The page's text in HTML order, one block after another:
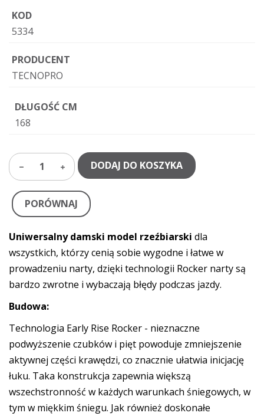
KOD
5334
PRODUCENT
TECNOPRO
DŁUGOŚĆ CM
168
1 DODAJ DO KOSZYKA
PORÓWNAJ
Uniwersalny damski model rzeźbiarski dla
wszystkich, którzy cenią sobie wygodne i łatwe w
prowadzeniu narty, dzięki technologii Rocker narty są
bardzo zwrotne i wybaczają błędy podczas jazdy.
Budowa:
Technologia Early Rise Rocker - nieznaczne
podwyższenie czubków i pięt powoduje zmniejszenie
aktywnej części krawędzi, co znacznie ułatwia inicjację
łuku. Taka konstrukcja zapewnia większą
wszechstronność w każdych warunkach śniegowych, w
tym w miękkim śniegu. Jak również doskonałe